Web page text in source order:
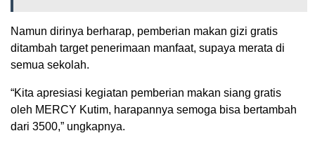
Namun dirinya berharap, pemberian makan gizi gratis
ditambah target penerimaan manfaat, supaya merata di
semua sekolah.
“Kita apresiasi kegiatan pemberian makan siang gratis
oleh MERCY Kutim, harapannya semoga bisa bertambah
dari 3500,” ungkapnya.